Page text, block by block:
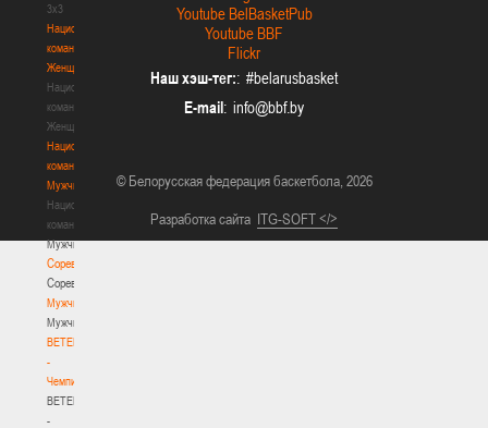
3х3
Национальная
команда.
Женщины
Национальная
команда.
Женщины
Национальная
команда.
Мужчины
Национальная
команда.
Мужчины
Соревнования
Соревнования
Мужчины
Мужчины
BETERA
-
Чемпионат
BETERA
-
Youtube BelBasketPub
Youtube BBF
Flickr
Наш хэш-тег:: #belarusbasket
E-mail:
© Белорусская федерация баскетбола, 2026
Разработка сайта ITG-SOFT </>